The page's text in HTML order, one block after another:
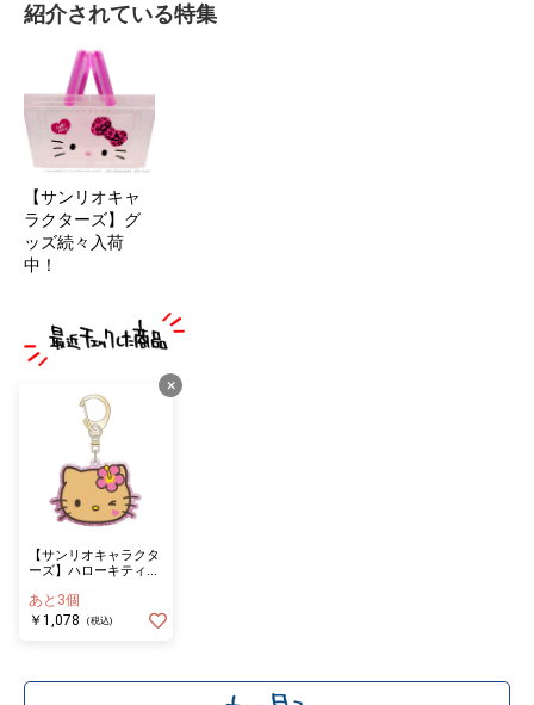
紹介されている特集
【サンリオキャ
ラクターズ】グ
ッズ続々入荷
中！
×
【サンリオキャラクタ
ーズ】ハローキティ
ーホルダーハイビスカ
ス
あと3個
￥1,078
(税込)